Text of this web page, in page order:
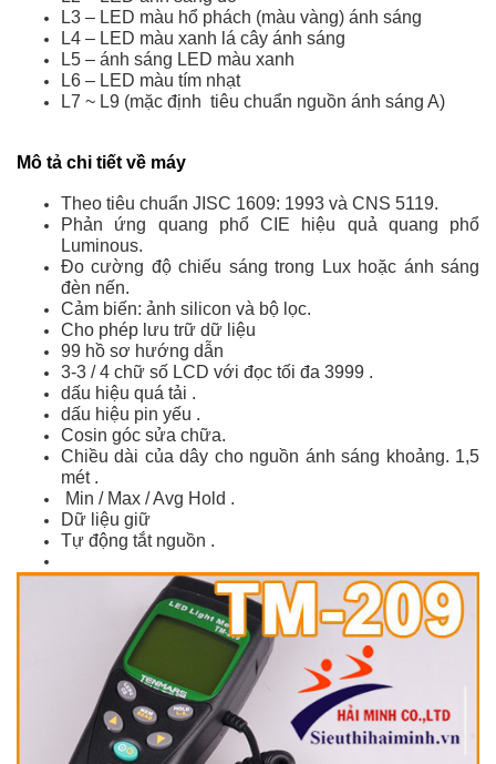
L3 – LED màu hổ phách (màu vàng) ánh sáng
L4 – LED màu xanh lá cây ánh sáng
L5 – ánh sáng LED màu xanh
L6 – LED màu tím nhạt
L7 ~ L9 (mặc định tiêu chuẩn nguồn ánh sáng A)
Mô tả chi tiết về máy
Theo tiêu chuẩn JISC 1609: 1993 và CNS 5119.
Phản ứng quang phổ CIE hiệu quả quang phổ
Luminous.
Đo cường độ chiếu sáng trong Lux hoặc ánh sáng
đèn nến.
Cảm biến: ảnh silicon và bộ lọc.
Cho phép lưu trữ dữ liệu
99 hồ sơ hướng dẫn
3-3 / 4 chữ số LCD với đọc tối đa 3999 .
dấu hiệu quá tải .
dấu hiệu pin yếu .
Cosin góc sửa chữa.
Chiều dài của dây cho nguồn ánh sáng khoảng. 1,5
mét .
Min / Max / Avg Hold .
Dữ liệu giữ
Tự động tắt nguồn .